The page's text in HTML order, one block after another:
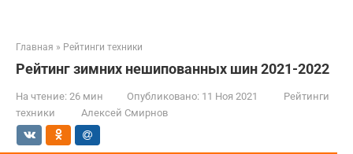
Главная » Рейтинги техники
Рейтинг зимних нешипованных шин 2021-2022
На чтение: 26 мин Опубликовано: 11 Ноя 2021
Рейтинги
техники
Алексей Смирнов